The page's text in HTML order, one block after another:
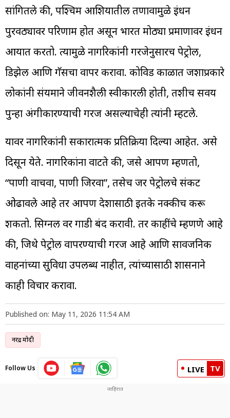
सांगितले की, पश्चिम आशियातील तणावामुळे इंधन
पुरवठ्यावर परिणाम होत असून भारत मोठ्या प्रमाणावर इंधन
आयात करतो. त्यामुळे नागरिकांनी गरजेनुसारच पेट्रोल,
डिझेल आणि गॅसचा वापर करावा. कोविड काळात जशाप्रकारे
लोकांनी संयमाने जीवनशैली स्वीकारली होती, तशीच सवय
पुन्हा अंगीकारण्याची गरज असल्याचेही त्यांनी म्हटले.
यावर नागरिकांनी सकारात्मक प्रतिक्रिया दिल्या आहेत. असे
दिसून येते. नागरिकांना वाटते की, जसे आपण म्हणतो,
“पाणी वाचवा, पाणी जिरवा”, तसेच जर पेट्रोलचे संकट
ओढावले आहे तर आपण देशासाठी इतके नक्कीच करू
शकतो. सिग्नल वर गाडी बंद करावी. तर काहींचे म्हणणे आहे
की, जिथे पेट्रोल वापरण्याची गरज आहे आणि सार्वजनिक
वाहनांच्या सुविधा उपलब्ध नाहीत, त्यांच्यासाठी शासनाने
काही विचार करावा.
Published on: May 11, 2026 11:54 AM
नरेंद्र मोदी
Follow Us LIVE TV